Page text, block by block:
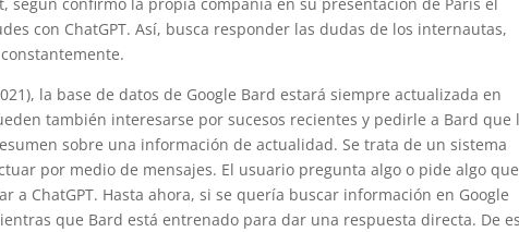
con ChatGPT. Así, busca responder las dudas de los internautas,
la base de datos de Google Bard estará siempre actualizada en
también interesarse por sucesos recientes y pedirle a Bard que
sobre una información de actualidad. Se trata de un sistema
por medio de mensajes. El usuario pregunta algo o pide algo que
a ChatGPT. Hasta ahora, si se quería buscar información en Google
que Bard está entrenado para dar una respuesta directa. De